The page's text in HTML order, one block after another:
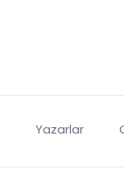
Yazarlar